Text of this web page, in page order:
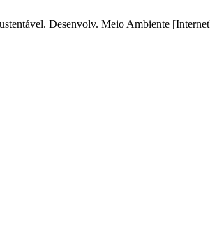
Desenvolv. Meio Ambiente